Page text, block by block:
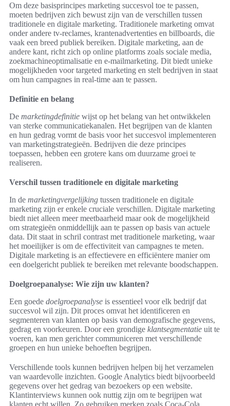
Om deze basisprincipes marketing succesvol toe te passen,
moeten bedrijven zich bewust zijn van de verschillen tussen
traditionele en digitale marketing. Traditionele marketing omvat
onder andere tv-reclames, krantenadvertenties en billboards, die
vaak een breed publiek bereiken. Digitale marketing, aan de
andere kant, richt zich op online platforms zoals sociale media,
zoekmachineoptimalisatie en e-mailmarketing. Dit biedt unieke
mogelijkheden voor targeted marketing en stelt bedrijven in staat
om hun campagnes in real-time aan te passen.
Definitie en belang
De marketingdefinitie wijst op het belang van het ontwikkelen
van sterke communicatiekanalen. Het begrijpen van de klanten
en hun gedrag vormt de basis voor het succesvol implementeren
van marketingstrategieën. Bedrijven die deze principes
toepassen, hebben een grotere kans om duurzame groei te
realiseren.
Verschil tussen traditionele en digitale marketing
In de marketingvergelijking tussen traditionele en digitale
marketing zijn er enkele cruciale verschillen. Digitale marketing
biedt niet alleen meer meetbaarheid maar ook de mogelijkheid
om strategieën onmiddellijk aan te passen op basis van actuele
data. Dit staat in schril contrast met traditionele marketing, waar
het moeilijker is om de effectiviteit van campagnes te meten.
Digitale marketing is an effectievere en efficiëntere manier om
een doelgericht publiek te bereiken met relevante boodschappen.
Doelgroepanalyse: Wie zijn uw klanten?
Een goede doelgroepanalyse is essentieel voor elk bedrijf dat
succesvol wil zijn. Dit proces omvat het identificeren en
segmenteren van klanten op basis van demografische gegevens,
gedrag en voorkeuren. Door een grondige klantsegmentatie uit te
voeren, kan men gerichter communiceren met verschillende
groepen en hun unieke behoeften begrijpen.
Verschillende tools kunnen bedrijven helpen bij het verzamelen
van waardevolle inzichten. Google Analytics biedt bijvoorbeeld
gegevens over het gedrag van bezoekers op een website.
Klantinterviews kunnen ook nuttig zijn om te begrijpen wat
klanten echt willen. Zo gebruiken merken zoals Coca-Cola